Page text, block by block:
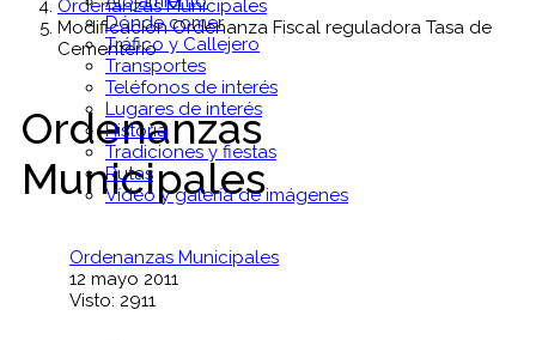
Dónde comer
Tráfico y Callejero
Transportes
Teléfonos de interés
Lugares de interés
Historia
Tradiciones y fiestas
Rutas
Vídeo y galería de imágenes
Ordenanzas Municipales
Modificación Ordenanza Fiscal reguladora Tasa de
Cementerio
Ordenanzas
Municipales
Ordenanzas Municipales
12 mayo 2011
Visto: 2911